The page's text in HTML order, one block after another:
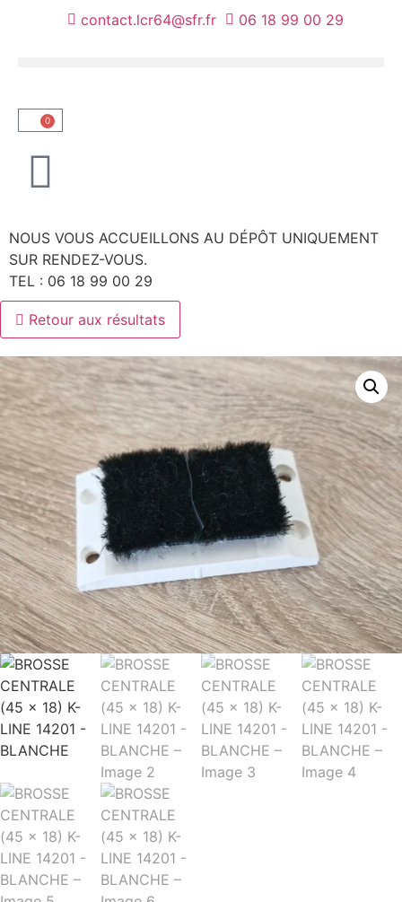
contact.lcr64@sfr.fr 06 18 99 00 29
0
NOUS VOUS ACCUEILLONS AU DÉPÔT UNIQUEMENT
SUR RENDEZ-VOUS.
TEL : 06 18 99 00 29
Retour aux résultats